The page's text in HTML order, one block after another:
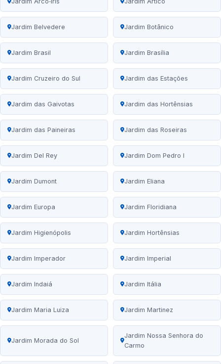
Jardim Belvedere Jardim Botânico
Jardim Brasil Jardim Brasília
Jardim Cruzeiro do Sul Jardim das Estações
Jardim das Gaivotas Jardim das Hortênsias
Jardim das Paineiras Jardim das Roseiras
Jardim Del Rey Jardim Dom Pedro I
Jardim Dumont Jardim Eliana
Jardim Europa Jardim Floridiana
Jardim Higienópolis Jardim Hortênsias
Jardim Imperador Jardim Imperial
Jardim Indaiá Jardim Itália
Jardim Maria Luiza Jardim Martinez
Jardim Morada do Sol
Jardim Nossa Senhora do
Carmo